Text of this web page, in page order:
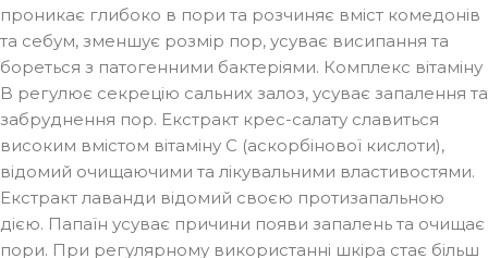
проникає глибоко в пори та розчиняє вміст комедонів
та себум, зменшує розмір пор, усуває висипання та
бореться з патогенними бактеріями. Комплекс вітаміну
B регулює секрецію сальних залоз, усуває запалення та
забруднення пор. Екстракт крес-салату славиться
високим вмістом вітаміну C (аскорбінової кислоти),
відомий очищаючими та лікувальними властивостями.
Екстракт лаванди відомий своєю протизапальною
дією. Папаїн усуває причини появи запалень та очищає
пори. При регулярному використанні шкіра стає більш